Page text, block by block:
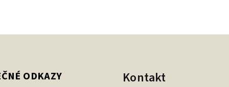
ODKAZY Kontakt